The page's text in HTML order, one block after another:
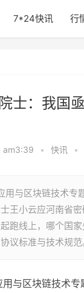
7*24快讯 行
士：我国
am3:39 • 快讯 •
用与区块链技术专
王小云应河南省
跑线上，哪个国
议标准与技术规范
与区块链技术